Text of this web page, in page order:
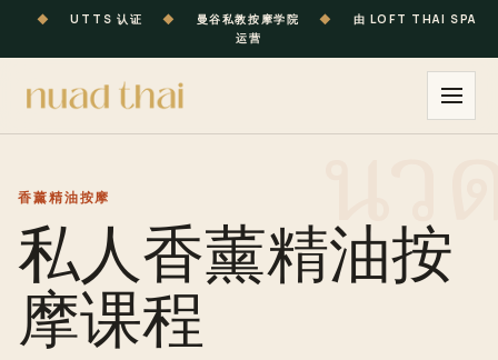
◆ UTTS 认证 ◆ 曼谷私教按摩学院 ◆
由 LOFT THAI SPA
运营
香薰精油按摩
私人香薰精油按
摩课程